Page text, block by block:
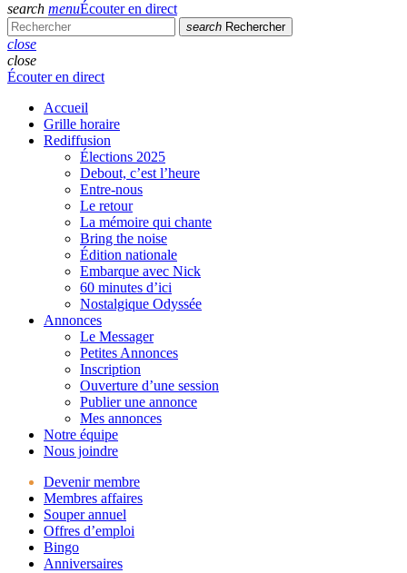
search menuÉcouter en direct
search Rechercher
close
close
Écouter en direct
Accueil
Grille horaire
Rediffusion
Élections 2025
Debout, c’est l’heure
Entre-nous
Le retour
La mémoire qui chante
Bring the noise
Édition nationale
Embarque avec Nick
60 minutes d’ici
Nostalgique Odyssée
Annonces
Le Messager
Petites Annonces
Inscription
Ouverture d’une session
Publier une annonce
Mes annonces
Notre équipe
Nous joindre
Devenir membre
Membres affaires
Souper annuel
Offres d’emploi
Bingo
Anniversaires